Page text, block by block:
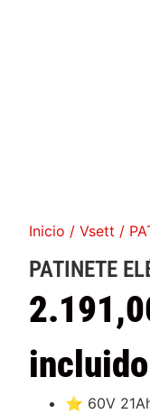
Inicio /Vsett /
PATINETE
incluido
⭐ 60V